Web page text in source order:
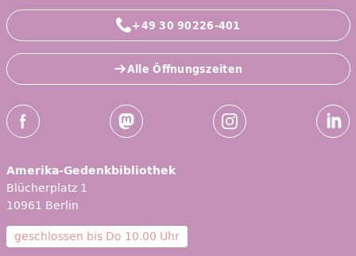
+49 30 90226-401
Alle Öffnungszeiten
Social-Media Kanäle der ZLB
Facebook Mastodon Instagram
Amerika-Gedenkbibliothek
Blücherplatz 1
10961 Berlin
geschlossen bis Do 10.00 Uhr